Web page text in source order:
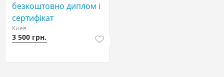
безкоштовно диплом і
сертифікат
Киев
3 500 грн.